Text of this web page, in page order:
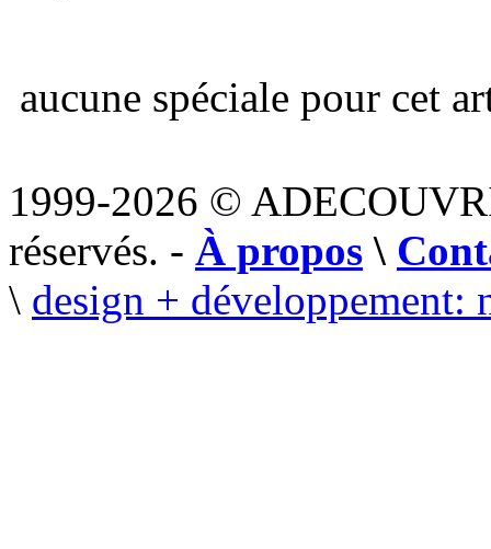
aucune spéciale pour cet
1999-2026 ©
réservés. - À propos \
\ design + développement: